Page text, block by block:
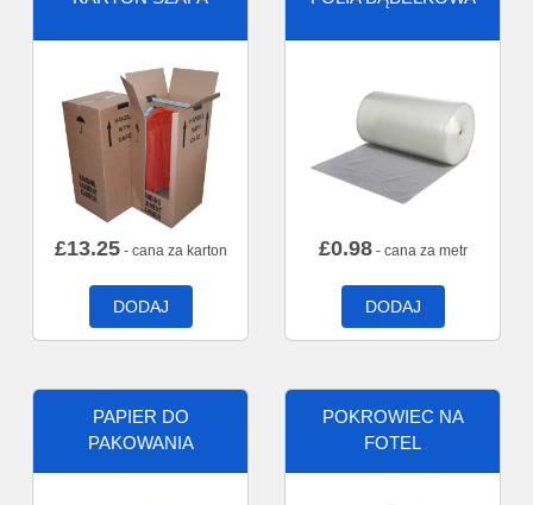
£13.25- cana za karton
DODAJ
£0.98- cana za metr
DODAJ
PAPIER DO
PAKOWANIA
POKROWIEC NA
FOTEL